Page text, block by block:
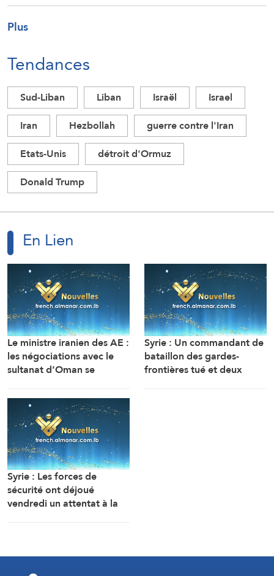
Plus
Tendances
Sud-Liban Liban Israël
Israel
Iran
Hezbollah
guerre contre l'Iran
Etats-Unis
détroit d'Ormuz
Donald Trump
En Lien
Le ministre iranien des AE :
les négociations avec le
sultanat d’Oman se
des difficultés techniques,
des travaux sont en cours
pour définir une voie
maritime temporaire. Un
accord définitif est
imminent.
Syrie : Un commandant de
bataillon des gardes-
frontières tué et deux
Syrie : Les forces de
sécurité ont déjoué
vendredi un attentat à la
de Damas.